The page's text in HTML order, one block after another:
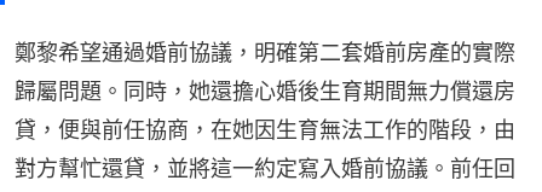
鄭黎希望通過婚前協議，明確第二套婚前房產的實際
歸屬問題。同時，她還擔心婚後生育期間無力償還房
貸，便與前任協商，在她因生育無法工作的階段，由
對方幫忙還貸，並將這一約定寫入婚前協議。前任回